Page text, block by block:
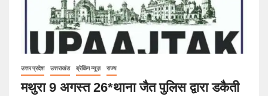
उत्तर प्रदेश उत्तराखंड ब्रेकिंग न्यूज़ राज्य
मथुरा 9 अगस्त 26*थाना जैत पुलिस द्वारा डकैती